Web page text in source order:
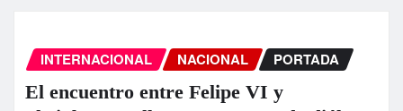
INTERNACIONAL NACIONAL PORTADA
El encuentro entre Felipe VI y